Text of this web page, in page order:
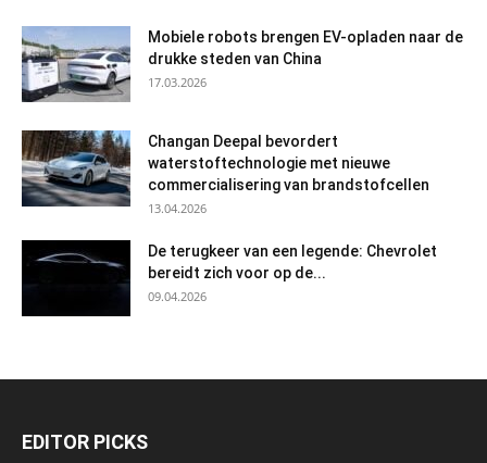
Mobiele robots brengen EV-opladen naar de
drukke steden van China
17.03.2026
Changan Deepal bevordert
waterstoftechnologie met nieuwe
commercialisering van brandstofcellen
13.04.2026
De terugkeer van een legende: Chevrolet
bereidt zich voor op de...
09.04.2026
EDITOR PICKS